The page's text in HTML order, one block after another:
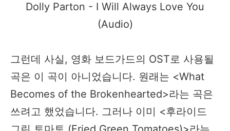
Dolly Parton - I Will Always Love You
(Audio)​
그런데 사실, 영화 보드가드의 OST로 사용될
곡은 이 곡이 아니었습니다. 원래는 <What
Becomes of the Brokenhearted>라는 곡은
쓰려고 했었습니다. 그러나 이미 <후라이드